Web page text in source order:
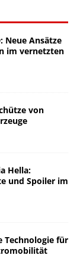
Neue Ansätze
im vernetzten
von
Hella:
und Spoiler im
Technologie für